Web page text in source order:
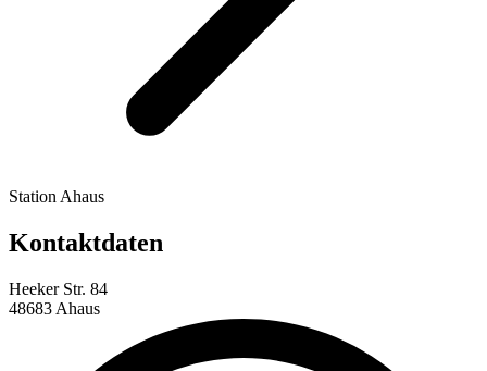
Station Ahaus
Kontaktdaten
Heeker Str. 84
48683 Ahaus